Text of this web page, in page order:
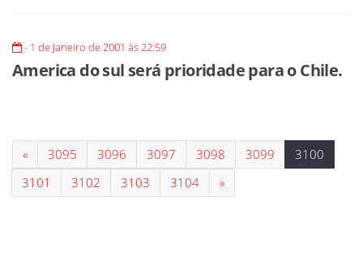
- 1 de Janeiro de 2001 às 22:59
America do sul será prioridade para o Chile.
« 3095 3096 3097 3098 3099
3100
3101
3102 3103 3104 »